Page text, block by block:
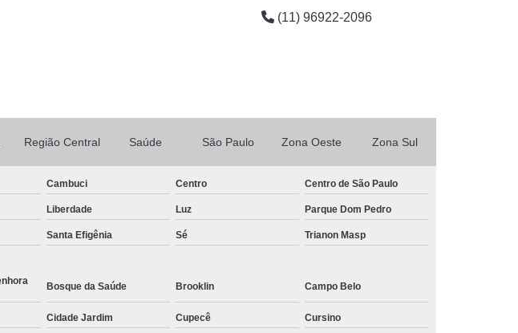
Produtora de Som
Produtora Som
(11) 96922-2096
Região Central Saúde São Paulo Zona Oeste Zona Sul
Cambuci Centro Centro de São Paulo
Liberdade Luz Parque Dom Pedro
Santa Efigênia Sé Trianon Masp
Bosque da Saúde Brooklin Campo Belo
Cidade Jardim Cupecê Cursino